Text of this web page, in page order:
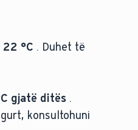
°C . Duhet të
gjatë ditës .
konsultohuni